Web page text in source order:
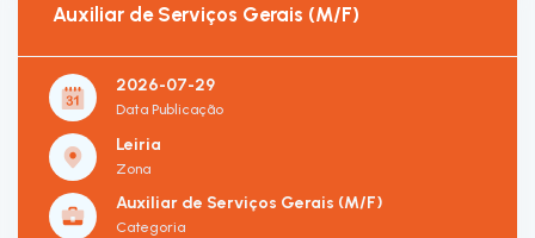
Auxiliar de Serviços Gerais (M/F)
2026-07-29
Data Publicação
Leiria
Zona
Auxiliar de Serviços Gerais (M/F)
Categoria